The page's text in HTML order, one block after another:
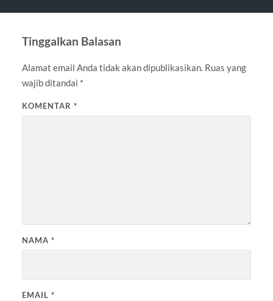
Tinggalkan Balasan
Alamat email Anda tidak akan dipublikasikan. Ruas yang
wajib ditandai *
KOMENTAR *
NAMA *
EMAIL *